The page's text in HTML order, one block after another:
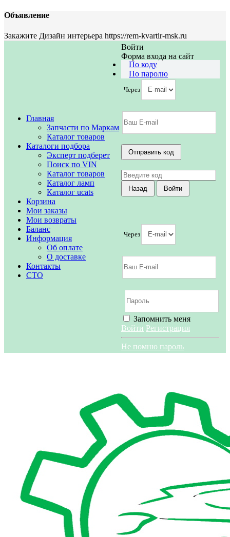
Объявление
Закажите Дизайн интерьера https://rem-kvartir-msk.ru
Главная
Запчасти по Маркам
Каталог товаров
Каталоги подбора
Эксперт подберет
Поиск по VIN
Каталог товаров
Каталог ламп
Каталог ucats
Корзина
Мои заказы
Мои возвраты
Баланс
Информация
Об оплате
О доставке
Контакты
СТО
Войти
Форма входа на сайт
По коду
По паролю
Через
Через
Запомнить меня
Войти Регистрация
Не помню пароль